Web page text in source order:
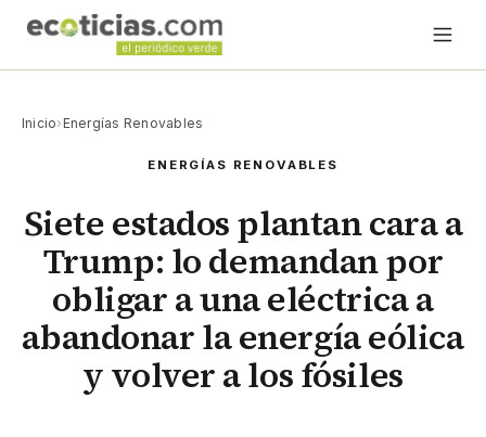
Inicio› Energías Renovables
ENERGÍAS RENOVABLES
Siete estados plantan cara a
Trump: lo demandan por
obligar a una eléctrica a
abandonar la energía eólica
y volver a los fósiles